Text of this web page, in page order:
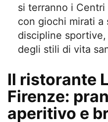
si terranno i
con giochi mirati
discipline
degli stili di vita
Il ristorante
Firenze:
aperitivo e